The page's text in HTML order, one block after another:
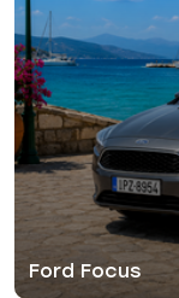
Ford Focus